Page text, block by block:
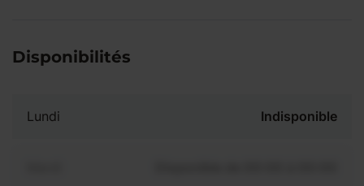
Disponibilités
Lundi Indisponible